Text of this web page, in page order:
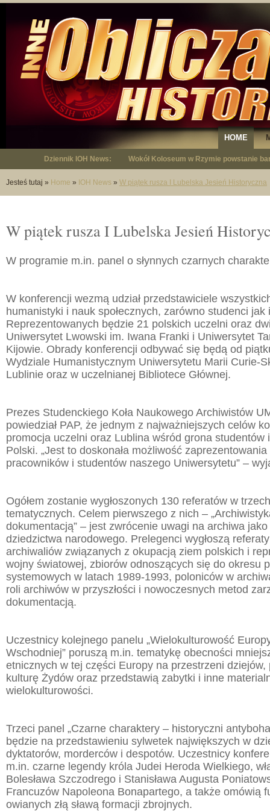
HOME
Dziennik IOH News: Wokół Koloseum w Rzymie powstanie
"Niepodległy - opowieść o Januszu
Jesteś tutaj » Home » IOH News » W piątek rusza I Lubelska Jesień Historyczna
W piątek rusza I Lubelska Jesień
W programie m.in. panel o słynnych czarnych
W konferencji wezmą udział przedstawiciele
humanistyki i nauk społecznych, zarówno studenci jak
Reprezentowanych będzie 21 polskich uczelni oraz
Uniwersytet Lwowski im. Iwana Franki i Uniwersytet
Kijowie. Obrady konferencji odbywać się będą od
Wydziale Humanistycznym Uniwersytetu Marii Curie-
Lublinie oraz w uczelnianej Bibliotece Głównej.
Prezes Studenckiego Koła Naukowego Archiwistów
powiedział PAP, że jednym z najważniejszych celów
promocja uczelni oraz Lublina wśród grona studentów
Polski. „Jest to doskonała możliwość
pracowników i studentów naszego Uniwersytetu” –
Ogółem zostanie wygłoszonych 130 referatów w
tematycznych. Celem pierwszego z nich –
dokumentacją” – jest zwrócenie uwagi na archiwa
dziedzictwa narodowego. Prelegenci wygłoszą
archiwaliów związanych z okupacją ziem polskich i
wojny światowej, zbiorów odnoszących się do okresu
systemowych w latach 1989-1993, poloniców w
roli archiwów w przyszłości i nowoczesnych metod
dokumentacją.
Uczestnicy kolejnego panelu „Wielokulturowość
Wschodniej” poruszą m.in. tematykę obecności
etnicznych w tej części Europy na przestrzeni dziejów,
kulturę Żydów oraz przedstawią zabytki i inne
wielokulturowości.
Trzeci panel „Czarne charaktery – historyczni
będzie na przedstawieniu sylwetek największych w
dyktatorów, morderców i despotów. Uczestnicy
m.in. czarne legendy króla Judei Heroda Wielkiego,
Bolesława Szczodrego i Stanisława Augusta
Francuzów Napoleona Bonapartego, a także omówią
owianych złą sławą formacji zbrojnych.